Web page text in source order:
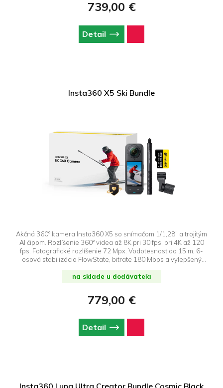
zdieľanie bez úprav, zatiaľ čo vylepšený zvuk s ochranou proti
šošovky zvyšujú životnosť kamery. Súčasťou balenia je action
invisible selfie stick, 128 GB microSD pamäťová karta, FlexiCare
na 2 roky, prenosné puzdro, USB C/C kábel, handrička na
739,00 €
Detail
Insta360 X5 Ski Bundle
Akčná 360° kamera Insta360 X5 so snímačom 1/1,28” a trojitým
AI čipom. Rozlíšenie 360° videa až 8K pri 30 fps, pri 4K až 120
fps. Fotografické rozlíšenie 72 Mpx. Vodotesnosť do 15 m, 6-
osová stabilizácia FlowState, bitrate 180 Mbps a vylepšený
minút. Ponúka režim InstaFrame na okamžité zdieľanie,
vylepšený zvuk s novou integrovanou ochranou proti vetru.
kamery sú 46 × 124,5 × 38,2 mm. Obsah balenia: action invisible
pamäťová karta, FlexiCare na 2 roky, prenosné puzdro, USB-C /
USB-C kábel, handrička na čistenie šošoviek, čistiace nálepky.
na sklade u dodávateľa
779,00 €
Detail
Insta360 Luna Ultra Creator Bundle Cosmic Black